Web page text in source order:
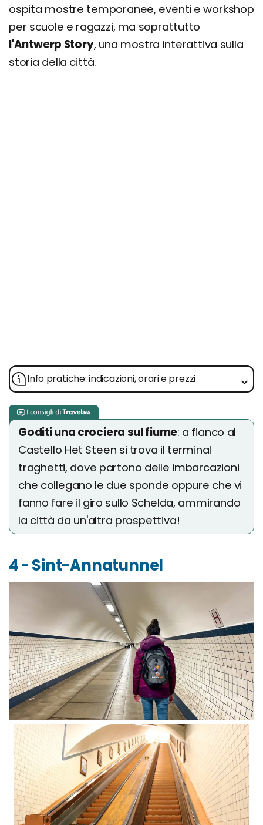
ospita mostre temporanee, eventi e workshop
per scuole e ragazzi, ma soprattutto
l'Antwerp Story, una mostra interattiva sulla
storia della città.
Info pratiche: indicazioni, orari e prezzi
Goditi una crociera sul fiume: a fianco al
Castello Het Steen si trova il terminal
traghetti, dove partono delle imbarcazioni
che collegano le due sponde oppure che vi
fanno fare il giro sullo Schelda, ammirando
la città da un'altra prospettiva!
4 - Sint-Annatunnel